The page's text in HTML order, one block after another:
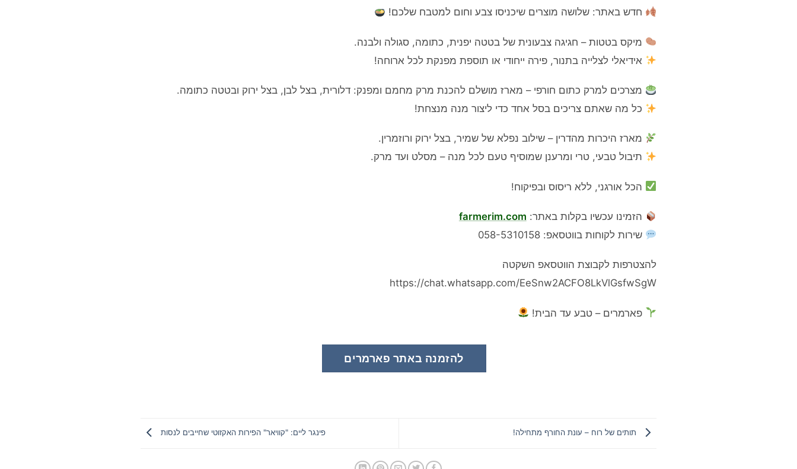
חדש באתר: שלושה מוצרים שיכניסו צבע וחום למטבח שלכם!
מיקס בטטות – חגיגה צבעונית של בטטה יפנית, כתומה, סגולה ולבנה.
אידיאלי לצלייה בתנור, פירה ייחודי או תוספת מפנקת לכל ארוחה!
מצרכים למרק כתום חורפי – מארז מושלם להכנת מרק מחמם ומפנק: דלורית, בצל לבן, בצל ירוק ובטטה כתומה.
כל מה שאתם צריכים בסל אחד כדי ליצור מנה מנצחת!
מארז היכרות מהדרין – שילוב נפלא של שמיר, בצל ירוק ורוזמרין.
תיבול טבעי, טרי ומרענן שמוסיף טעם לכל מנה – מסלט ועד מרק.
הכל אורגני, ללא ריסוס ובפיקוח!
הזמינו עכשיו בקלות באתר: farmerim.com
שירות לקוחות בווטסאפ: 058-5310158
להצטרפות לקבוצת הווטסאפ השקטה
https://chat.whatsapp.com/EeSnw2ACFO8LkVlGsfwSgW
פארמרים – טבע עד הבית!
להזמנה באתר פארמרים
תותים של רוח – עונת החורף מתחילה! פינגר ליים: "קוויאר" הפירות האקזוטי שחייבים לנסות